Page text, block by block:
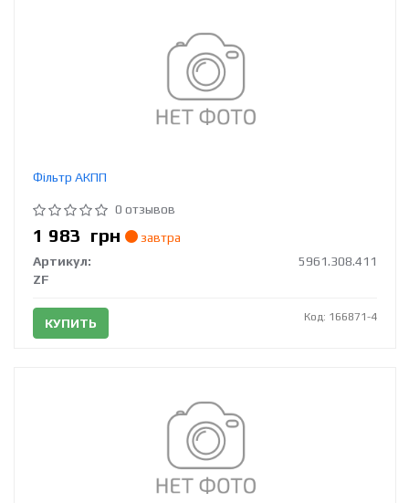
Фільтр АКПП
0 отзывов
1 983 грн
завтра
Артикул:
5961.308.411
ZF
КУПИТЬ Код: 166871-4